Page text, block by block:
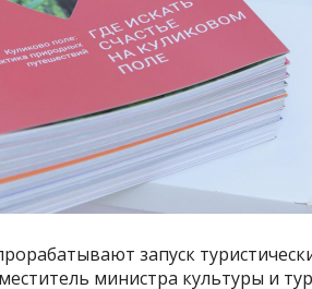
запуск
министра культуры и